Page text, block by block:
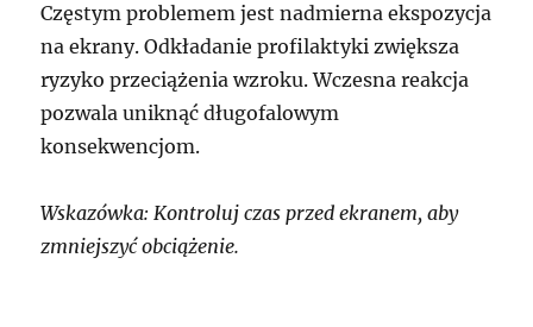
Częstym problemem jest nadmierna ekspozycja
na ekrany. Odkładanie profilaktyki zwiększa
ryzyko przeciążenia wzroku. Wczesna reakcja
pozwala uniknąć długofalowym
konsekwencjom.
Wskazówka: Kontroluj czas przed ekranem, aby
zmniejszyć obciążenie.